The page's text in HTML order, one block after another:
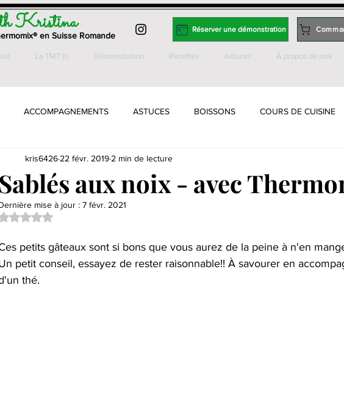
Kristina
en Suisse Romande
Réserver une démonstration
Le TM7 (r) Démonstration Recettes Astuces À propos de moi
ACCOMPAGNEMENTS ASTUCES BOISSONS COURS DE CUISINE
GATEAUX & PETITS BISCUITS INCLASSABLES
PÂTES & RIZ
SANS GLUTEN SAUCES, DIPS, TARTINADES
Sablés aux noix - avec
kris6426 22 févr. 2019 2 min de lecture
mise à jour : 7 févr. 2021
Noté NaN étoiles sur 5.
petits gâteaux sont si bons que vous aurez de la peine à n'en
petit conseil, essayez de rester raisonnable!! À savourer en
thé.